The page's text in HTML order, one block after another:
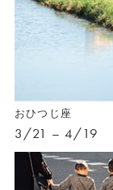
おひつじ座
3/21 – 4/19